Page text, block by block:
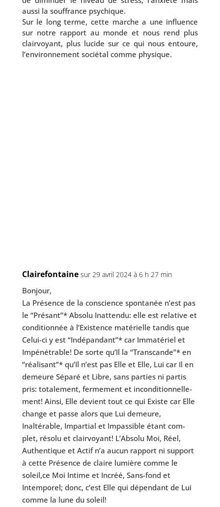
aus­si la souf­france psychique.
Sur le long terme, cette marche a une influence
sur notre rap­port au monde et nous rend plus
clair­voyant, plus lucide sur ce qui nous entoure,
l’en­vi­ron­ne­ment socié­tal comme physique.
Clairefontaine sur 29 avril 2024 à 6 h 27 min
Bonjour,
La Présence de la conscience spon­ta­née n’est pas
le “Présant”* Absolu Inattendu: elle est rela­tive et
condi­tion­née à l’Existence maté­rielle tan­dis que
Celui-ci y est “Indépandant”* car Immatériel et
Impénétrable! De sorte qu’Il la “Transcande”* en
“réa­li­sant”* qu’Il n’est pas Elle et Elle, Lui car Il en
demeure Séparé et Libre, sans par­ties ni par­tis
pris: tota­le­ment, fer­me­ment et incon­di­tion­nel­le­
ment! Ainsi, Elle devient tout ce qui Existe car Elle
change et passe alors que Lui demeure,
Inaltérable, Impartial et Impassible étant com­
plet, réso­lu et clair­voyant! L’Absolu Moi, Réel,
Authentique et Actif n’a aucun rap­port ni sup­port
à cette Présence de claire lumière comme le
soleil,ce Moi Intime et Incréé, Sans-fond et
Intemporel; donc, c’est Elle qui dépen­dant de Lui
comme la lune du soleil!